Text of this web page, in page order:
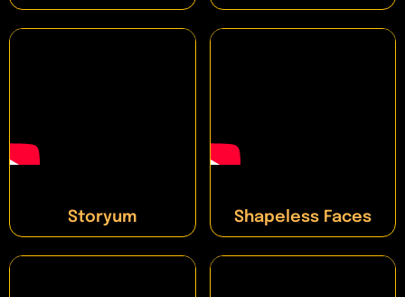
Storyum Shapeless Faces